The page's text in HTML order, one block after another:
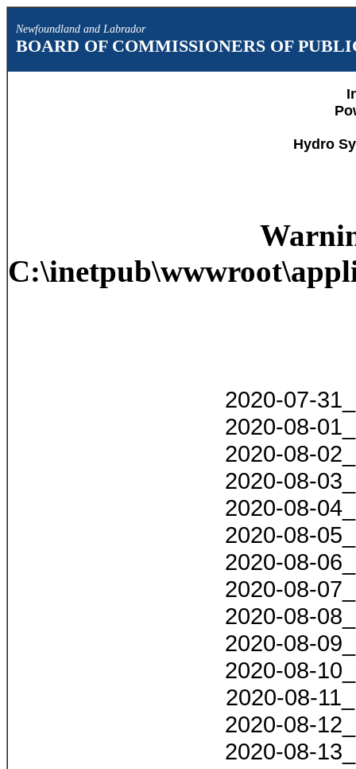
Newfoundland and Labrador
BOARD OF COMMISSIONERS OF
Hydro
2020-07-
2020-08-
2020-08-
2020-08-
2020-08-
2020-08-
2020-08-
2020-08-
2020-08-
2020-08-
2020-08-
2020-08-
2020-08-
2020-08-